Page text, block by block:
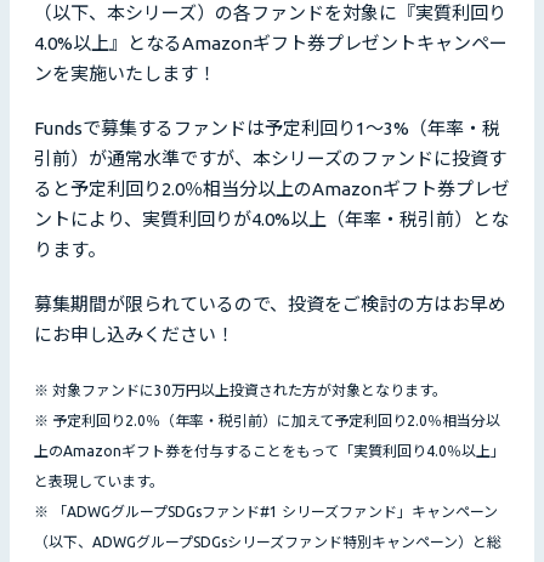
（以下、本シリーズ）の各ファンドを対象に『実質利回り
4.0%以上』となるAmazonギフト券プレゼントキャンペー
ンを実施いたします！
Fundsで募集するファンドは予定利回り1〜3%（年率・税
引前）が通常水準ですが、本シリーズのファンドに投資す
ると予定利回り2.0％相当分以上のAmazonギフト券プレゼ
ントにより、実質利回りが4.0%以上（年率・税引前）とな
ります。
募集期間が限られているので、投資をご検討の方はお早め
にお申し込みください！
※ 対象ファンドに30万円以上投資された方が対象となります。
※ 予定利回り2.0％（年率・税引前）に加えて予定利回り2.0％相当分以
上のAmazonギフト券を付与することをもって「実質利回り4.0％以上」
と表現しています。
※ 「ADWGグループSDGsファンド#1 シリーズファンド」キャンペーン
（以下、ADWGグループSDGsシリーズファンド特別キャンペーン）と総